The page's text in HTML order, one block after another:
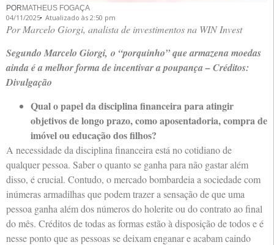
PORMATHEUS FOGAÇA
04/11/2025 Atualizado às 2:50 pm
Por Marcelo Giorgi, analista de investimentos na WIN Invest
Segundo Marcelo Giorgi, o “porquinho” que armazena moedas
ainda é a melhor forma de incentivar a poupança – Créditos:
Divulgação
Qual o papel da disciplina financeira para atingir
objetivos de longo prazo, como aposentadoria, compra de
imóvel ou educação dos filhos?
A necessidade da disciplina financeira está no cotidiano de
qualquer pessoa. Saber o quanto se ganha para não gastar além
disso, é crucial. Contudo, o mercado bombardeia a sociedade com
inúmeras armadilhas que podem trazer a sensação de que uma
pessoa ganha além dos números do holerite ou do contrato ao final
do mês. Créditos de todas as formas estão à disposição de todos e é
nesse ponto que as pessoas se deixam enganar e acabam caindo